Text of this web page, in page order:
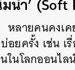
หลายคนคงเค
อยครั้ง เช่น เ
ในโลกออนไล